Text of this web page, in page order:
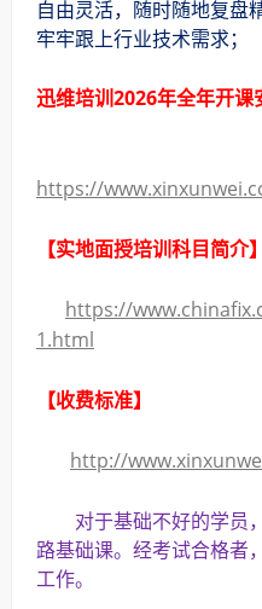
自由灵活，随时随地复盘
牢牢跟上行业技术需求；
迅维培训2026年全年开课
https://
【实地面授培训科目简介】
https://
1.html
【收费标准】
http://
对于基础不好的学员
路基础课。经考试合格者
工作。